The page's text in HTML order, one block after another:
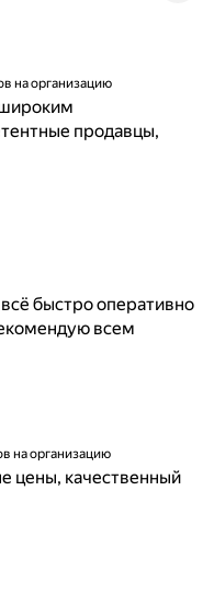
на организацию
продавцы,
быстро оперативно
всем
на организацию
цены, качественный